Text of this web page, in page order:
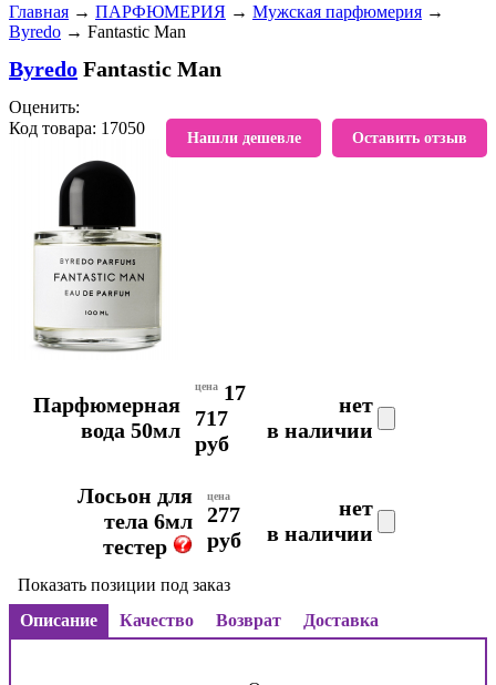
Главная → ПАРФЮМЕРИЯ → Мужская парфюмерия →
Byredo → Fantastic Man
Byredo Fantastic Man
Оставить отзыв
Нашли дешевле
Оценить:
Код товара: 17050
В избранное
Парфюмерная
вода 50мл
цена 17
717
руб
нет
в наличии
Лосьон для
тела 6мл
тестер
цена
277
руб
нет
в наличии
Показать позиции под заказ
Описание
Качество Возврат Доставка